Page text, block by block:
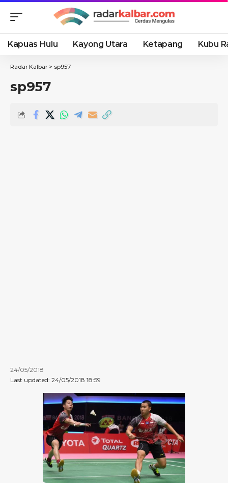
Kapuas Hulu Kayong Utara Ketapang Kubu
Radar Kalbar > sp957
sp957
Last updated: 24/05/2018 18:59
24/05/2018